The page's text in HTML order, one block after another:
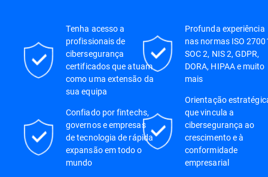
Tenha acesso a
profissionais de
cibersegurança
certificados que atuam
como uma extensão da
sua equipa
Confiado por fintechs,
governos e empresas
de tecnologia de rápida
expansão em todo o
mundo
Profunda experiência
nas normas ISO
SOC 2, NIS 2, GDPR,
DORA, HIPAA e muito
mais
Orientação
que vincula a
cibersegurança ao
crescimento e à
conformidade
empresarial